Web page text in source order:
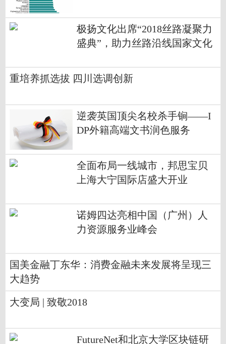
极扬文化出席“2018丝路凝聚力
盛典”，助力丝路沿线国家文化
重培养抓选拔 四川选调创新
逆袭英国顶尖名校杀手锏——I
DP外籍高端文书润色服务
全面布局一线城市，邦思宝贝
上海大宁国际店盛大开业
诺姆四达亮相中国（广州）人
力资源服务业峰会
国美金融丁东华：消费金融未来发展将呈现三
大趋势
大变局 | 致敬2018
FutureNet和北京大学区块链研